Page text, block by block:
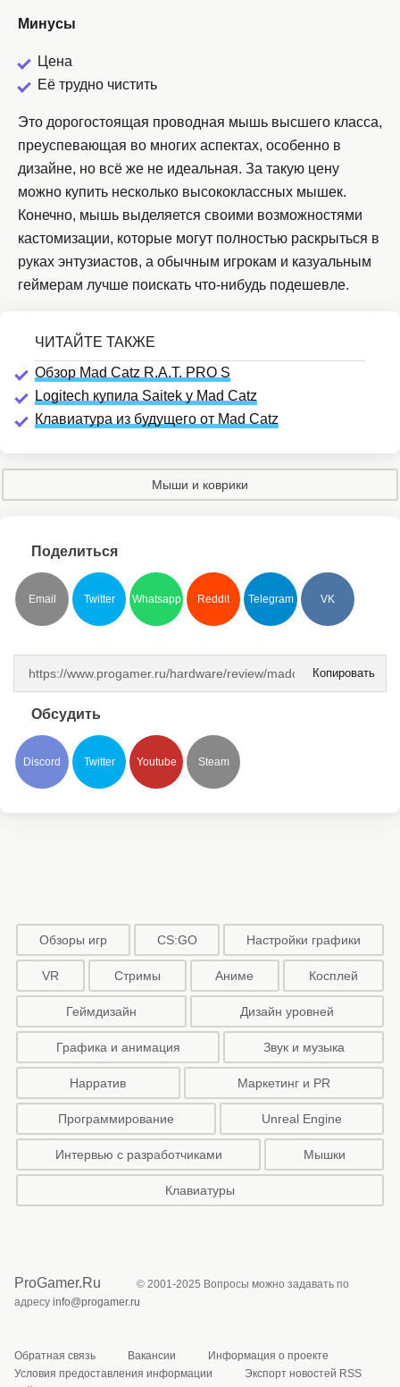
Минусы
Цена
Её трудно чистить
Это дорогостоящая проводная мышь высшего класса,
преуспевающая во многих аспектах, особенно в
дизайне, но всё же не идеальная. За такую цену
можно купить несколько высококлассных мышек.
Конечно, мышь выделяется своими возможностями
кастомизации, которые могут полностью раскрыться в
руках энтузиастов, а обычным игрокам и казуальным
геймерам лучше поискать что-нибудь подешевле.
Обзор Mad Catz R.A.T. PRO S
Logitech купила Saitek у Mad Catz
Клавиатура из будущего от Mad Catz
Мыши и коврики
Поделиться
Email Twitter Whatsapp Reddit Telegram VK
Копировать
Обсудить
Discord Twitter Youtube Steam
Обзоры игр CS:GO Настройки графики
VR Стримы Аниме Косплей
Геймдизайн Дизайн уровней
Графика и анимация Звук и музыка
Нарратив Маркетинг и PR
Программирование Unreal Engine
Интервью с разработчиками Мышки
Клавиатуры
ProGamer.Ru
© 2001-2025 Вопросы можно задавать по
адресу info@progamer.ru
Обратная связь Вакансии
Информация о проекте
Условия предоставления информации
Экспорт новостей RSS